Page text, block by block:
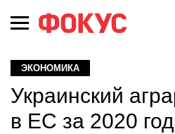
ЭКОНОМИКА
Украинский
в ЕС за 2020